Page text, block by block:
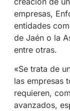
empresas,
entidades
de Jaén o la
entre otras.
«Se trata de
las empresas
requieren,
avanzados,